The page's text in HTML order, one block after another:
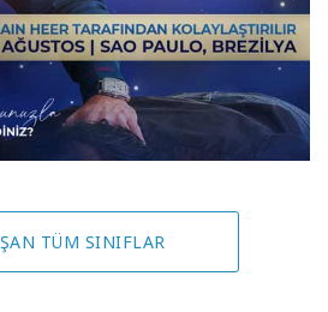
TÜM SINIFLAR